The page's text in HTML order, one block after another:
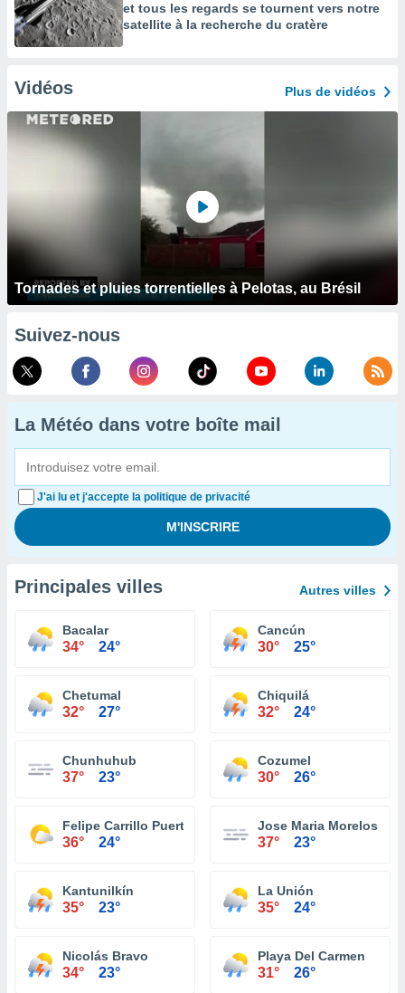
et tous les regards se tournent vers notre
satellite à la recherche du cratère
Vidéos Plus de vidéos
Tornades et pluies torrentielles à Pelotas, au Brésil
Suivez-nous
La Météo dans votre boîte mail
J'ai lu et j'accepte la politique de privacité
Principales villes Autres villes
Bacalar
34° 24°
Cancún
30° 25°
Chetumal
32° 27°
Chiquilá
32° 24°
Chunhuhub
37° 23°
Cozumel
30° 26°
Felipe Carrillo Puerto
36° 24°
Jose Maria Morelos
37° 23°
Kantunilkín
35° 23°
La Unión
35° 24°
Nicolás Bravo
34° 23°
Playa Del Carmen
31° 26°